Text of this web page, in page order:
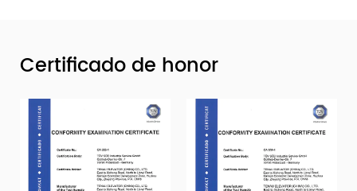
Certificado de honor